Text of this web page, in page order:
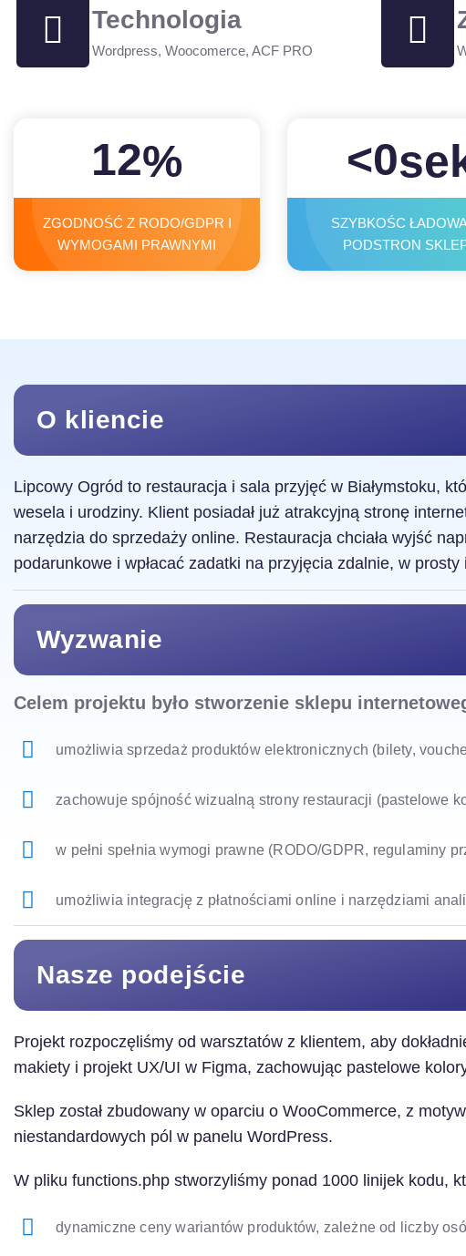
Technologia
Wordpress, Woocomerce, ACF PRO
12%
ZGODNOŚĆ Z RODO/GDPR I
WYMOGAMI PRAWNYMI
<0
SZYBKOŚC
PODSTRON
O kliencie
Lipcowy Ogród to restauracja i sala przyjęć w Białymstoku,
wesela i urodziny. Klient posiadał już atrakcyjną stronę
narzędzia do sprzedaży online. Restauracja chciała wyjść
podarunkowe i wpłacać zadatki na przyjęcia zdalnie, w
Wyzwanie
Celem projektu było stworzenie sklepu
umożliwia sprzedaż produktów elektronicznych (bilety,
zachowuje spójność wizualną strony restauracji (pastelowe
w pełni spełnia wymogi prawne (RODO/GDPR, regulaminy
umożliwia integrację z płatnościami online i narzędziami
Nasze podejście
Projekt rozpoczęliśmy od warsztatów z klientem, aby
makiety i projekt UX/UI w Figma, zachowując pastelowe
Sklep został zbudowany w oparciu o WooCommerce, z
niestandardowych pól w panelu WordPress.
W pliku functions.php stworzyliśmy ponad 1000 linijek kodu,
dynamiczne ceny wariantów produktów, zależne od liczby